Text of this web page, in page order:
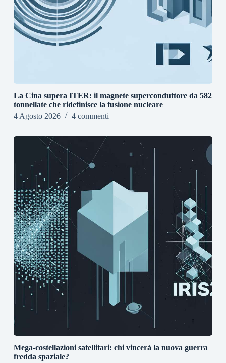
La Cina supera ITER: il magnete superconduttore da 582
tonnellate che ridefinisce la fusione nucleare
4 Agosto 2026
4 commenti
Mega-costellazioni satellitari: chi vincerà la nuova guerra
fredda spaziale?